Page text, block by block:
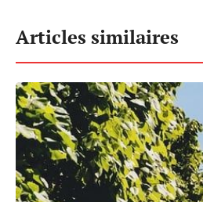
Articles similaires